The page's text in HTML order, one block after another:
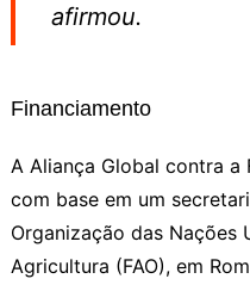
afirmou.
Financiamento
A Aliança Global contra a
com base em um
Organização das Nações
Agricultura (FAO), em